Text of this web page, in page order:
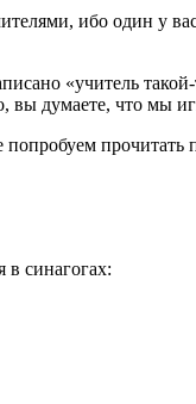
ибо один у
«учитель
вы думаете, что мы
попробуем прочитать
в синагогах: